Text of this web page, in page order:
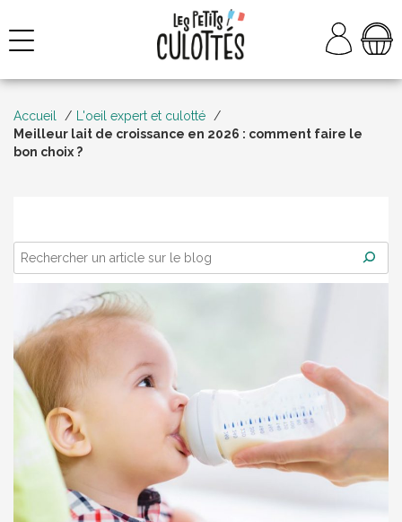
contenu
NAVIGATION
Accueil
L'oeil expert et culotté
Meilleur lait de croissance en 2026 : comment faire le
bon choix ?